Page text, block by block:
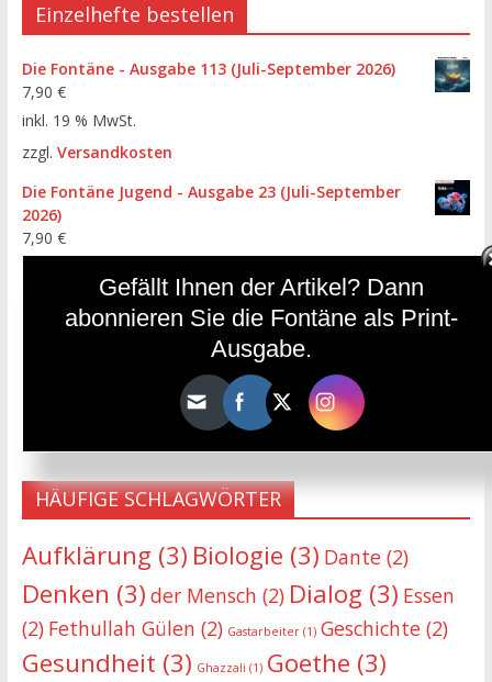
Einzelhefte bestellen
Die Fontäne - Ausgabe 113 (Juli-September 2026)
7,90 €
inkl. 19 % MwSt.
zzgl. Versandkosten
Die Fontäne Jugend - Ausgabe 23 (Juli-September
2026)
7,90 €
Versandkosten
Die Fontäne - Ausgabe 112 (April-Juni 2026)
HÄUFIGE SCHLAGWÖRTER
Aufklärung (3) Biologie (3) Dante(2)
Denken (3) der Mensch (2) Dialog (3) Essen
(2) Fethullah Gülen (2) Gastarbeiter(1) Geschichte(2)
Gesundheit (3) Ghazzali (1) Goethe (3)
Gefällt Ihnen der Artikel? Dann
abonnieren Sie die Fontäne als Print-
Ausgabe.